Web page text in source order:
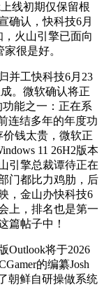
线初期仅保留根
确认，快科技6月
火山引擎已面向
很是好。
工快科技6月23
。微软确认将正
功能之一：正在系
连结多年的年度功
钱太贵，微软正
11 26H2版本
引擎总裁谭待正在
门都比力鸡肋，后
，金山办快科技6
上，排名也是第一
篇帖子中！
将于2026
的编纂Josh
朝鲜自研操做系统